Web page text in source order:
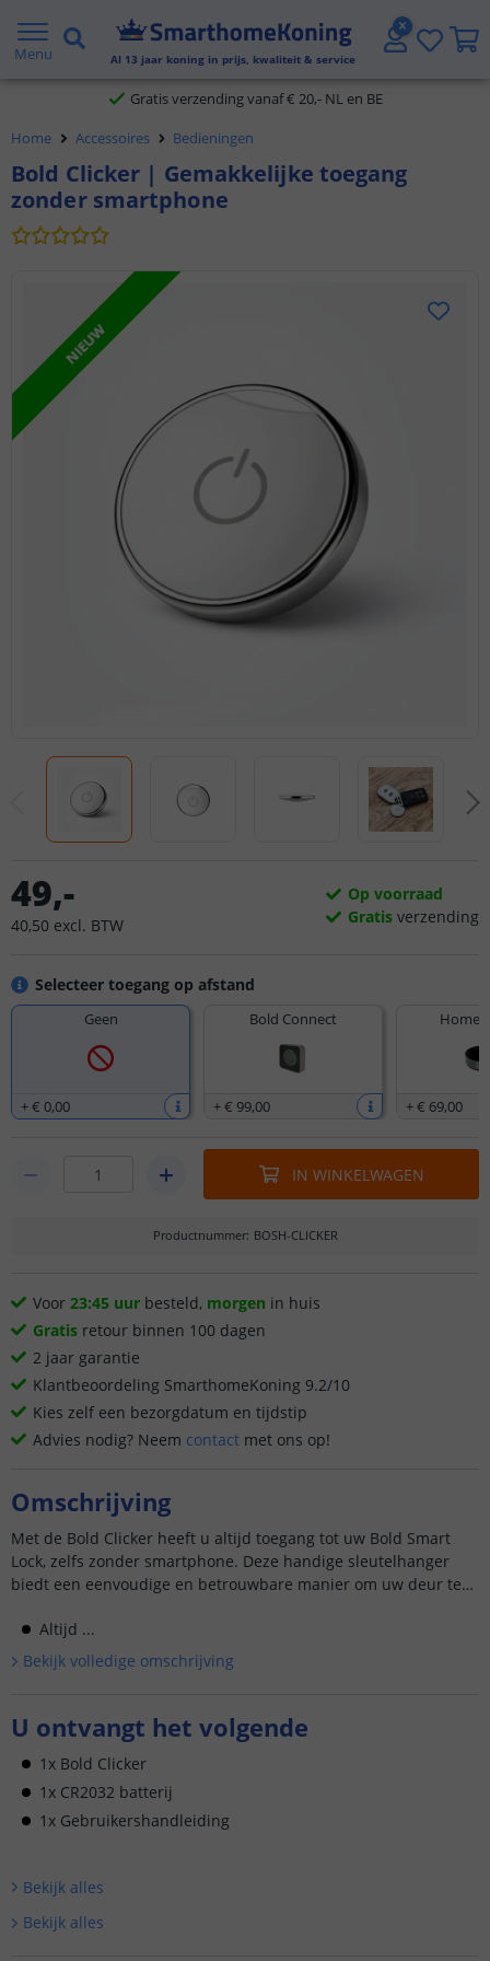
Menu Al 13 jaar koning in prijs, kwaliteit & service
2 jaar garantie
Gratis verzending vanaf € 20,- NL en BE
Klantbeoordeling 9.1
Voor 23:45 uur besteld,
Home Accessoires Bedieningen
Bold Clicker | Gemakkelijke toegang
zonder smartphone
NIEUW
Selecteer toegang op afstand
Geen
+€ 0,00
Bold Connect
+€ 99,00 +€ 69,00
49,-
40,50 excl. BTW
Op voorraad
Gratis verzending
IN WINKELWAGEN
Productnummer: BOSH-CLICKER
Voor 23:45 uur besteld, morgen in huis
Gratis retour binnen 100 dagen
2 jaar garantie
Klantbeoordeling SmarthomeKoning 9.2/10
Kies zelf een bezorgdatum en tijdstip
Advies nodig? Neem contact met ons op!
Omschrijving
Met de Bold Clicker heeft u altijd toegang tot uw Bold Smart
Lock, zelfs zonder smartphone. Deze handige sleutelhanger
biedt een eenvoudige en betrouwbare manier om uw deur te
Altijd ...
Bekijk volledige omschrijving
U ontvangt het volgende
1x Bold Clicker
1x CR2032 batterij
1x Gebruikershandleiding
Bekijk alles
Bekijk alles